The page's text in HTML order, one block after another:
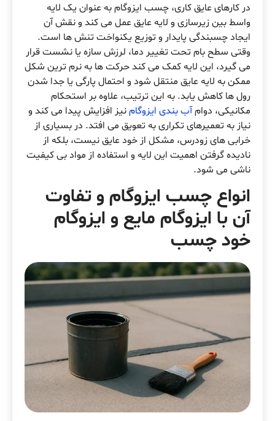
در کارهای عایق کاری، چسب ایزوگام به عنوان یک لایه
واسط بین زیرسازی و لایه عایق عمل می کند و نقش آن
ایجاد چسبندگی پایدار و توزیع یکنواخت تنش ها است.
وقتی سطح بام تحت تغییر دما، لرزش سازه یا نشست قرار
می گیرد، این لایه کمک می کند حرکت ها به نرم ترین شکل
ممکن به لایه عایق منتقل شود و احتمال پارگی یا جدا شدن
رول ها کاهش یابد. به این ترتیب، علاوه بر استحکام
مکانیکی، دوامآب بندی ایزوگامنیز افزایش پیدا می کند و
نیاز به تعمیرهای تکراری به تعویق می افتد. در بسیاری از
خرابی های زودرس، مشکل از خود عایق نیست، بلکه از
نادیده گرفتن اهمیت این لایه و استفاده از مواد بی کیفیت
ناشی می شود.
انواع چسب ایزوگام و تفاوت
آن با ایزوگام مایع و ایزوگام
خود چسب